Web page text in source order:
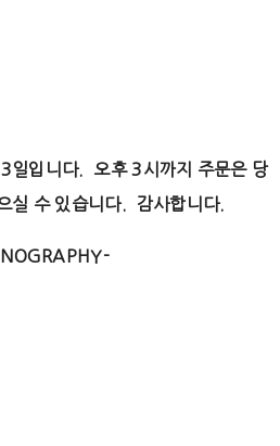
일입니다. 오후 3시까지 주문은 당
실 수 있습니다. 감사합니다.